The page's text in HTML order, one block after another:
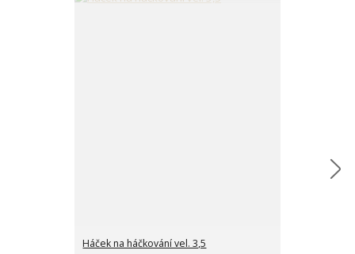
Háček na háčkování vel. 3,5